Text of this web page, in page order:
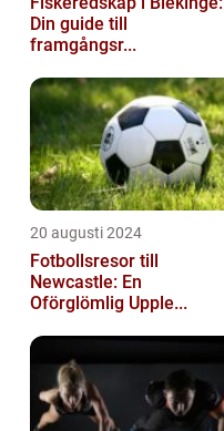
Din guide till
framgångsr...
20 augusti 2024
Fotbollsresor till
Newcastle: En
Oförglömlig Upple...